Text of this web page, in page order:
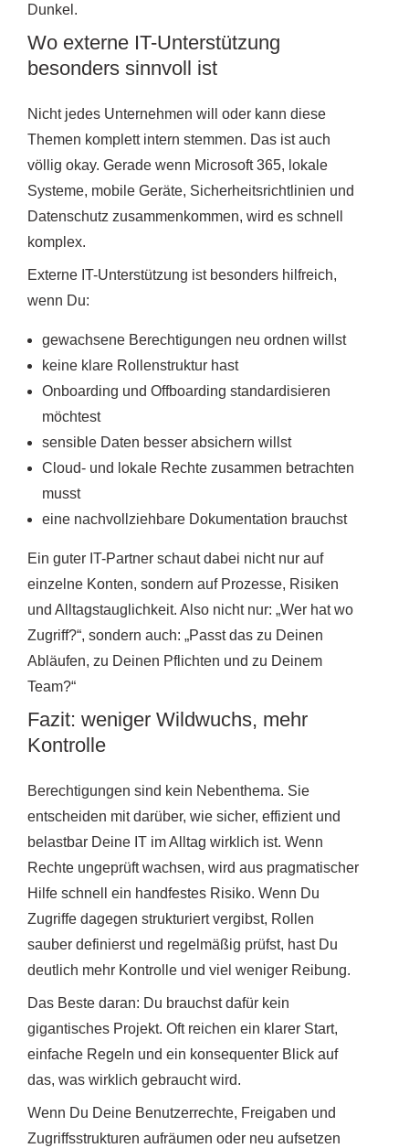
Dunkel.
Wo externe IT-Unterstützung
besonders sinnvoll ist
Nicht jedes Unternehmen will oder kann diese
Themen komplett intern stemmen. Das ist auch
völlig okay. Gerade wenn Microsoft 365, lokale
Systeme, mobile Geräte, Sicherheitsrichtlinien und
Datenschutz zusammenkommen, wird es schnell
komplex.
Externe IT-Unterstützung ist besonders hilfreich,
wenn Du:
gewachsene Berechtigungen neu ordnen willst
keine klare Rollenstruktur hast
Onboarding und Offboarding standardisieren
möchtest
sensible Daten besser absichern willst
Cloud- und lokale Rechte zusammen betrachten
musst
eine nachvollziehbare Dokumentation brauchst
Ein guter IT-Partner schaut dabei nicht nur auf
einzelne Konten, sondern auf Prozesse, Risiken
und Alltagstauglichkeit. Also nicht nur: „Wer hat wo
Zugriff?“, sondern auch: „Passt das zu Deinen
Abläufen, zu Deinen Pflichten und zu Deinem
Team?“
Fazit: weniger Wildwuchs, mehr
Kontrolle
Berechtigungen sind kein Nebenthema. Sie
entscheiden mit darüber, wie sicher, effizient und
belastbar Deine IT im Alltag wirklich ist. Wenn
Rechte ungeprüft wachsen, wird aus pragmatischer
Hilfe schnell ein handfestes Risiko. Wenn Du
Zugriffe dagegen strukturiert vergibst, Rollen
sauber definierst und regelmäßig prüfst, hast Du
deutlich mehr Kontrolle und viel weniger Reibung.
Das Beste daran: Du brauchst dafür kein
gigantisches Projekt. Oft reichen ein klarer Start,
einfache Regeln und ein konsequenter Blick auf
das, was wirklich gebraucht wird.
Wenn Du Deine Benutzerrechte, Freigaben und
Zugriffsstrukturen aufräumen oder neu aufsetzen